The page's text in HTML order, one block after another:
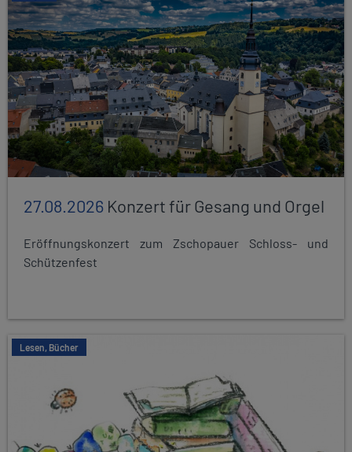
27.08.2026 Konzert für Gesang und Orgel
Eröffnungskonzert zum Zschopauer Schloss- und
Schützenfest
Lesen, Bücher